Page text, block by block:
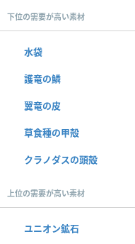
下位の需要が高い素材
水袋
護竜の鱗
翼竜の皮
草食種の甲殻
クラノダスの頭殻
上位の需要が高い素材
ユニオン鉱石